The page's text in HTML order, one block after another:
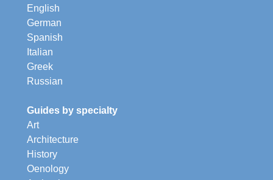
English
German
Spanish
Italian
Greek
Russian
Guides by specialty
Art
Architecture
History
Oenology